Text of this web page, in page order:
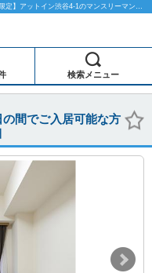
【2026年10月17日～2026年10月23日の間でご入居可能な方限定】アットイン渋谷4-1のマンスリーマンション物件詳細「グッドマンスリー」
検索メニュー
の間でご入居可能な方